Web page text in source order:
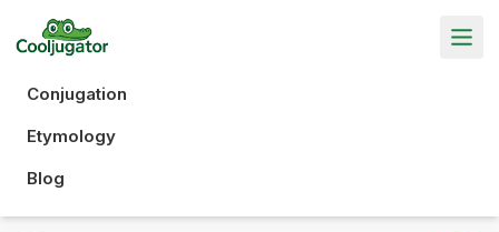
Conjugation
Etymology
Blog